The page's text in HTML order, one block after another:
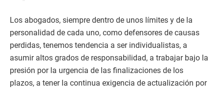
Los abogados, siempre dentro de unos límites y de la
personalidad de cada uno, como defensores de causas
perdidas, tenemos tendencia a ser individualistas, a
asumir altos grados de responsabilidad, a trabajar bajo la
presión por la urgencia de las finalizaciones de los
plazos, a tener la continua exigencia de actualización por